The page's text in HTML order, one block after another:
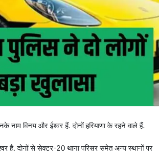
नाम विनय और ईश्वर हैं. दोनों हरियाणा के रहने वाले हैं.
हैं. दोनों से सेक्टर-20 थाना परिसर समेत अन्य स्थानों पर